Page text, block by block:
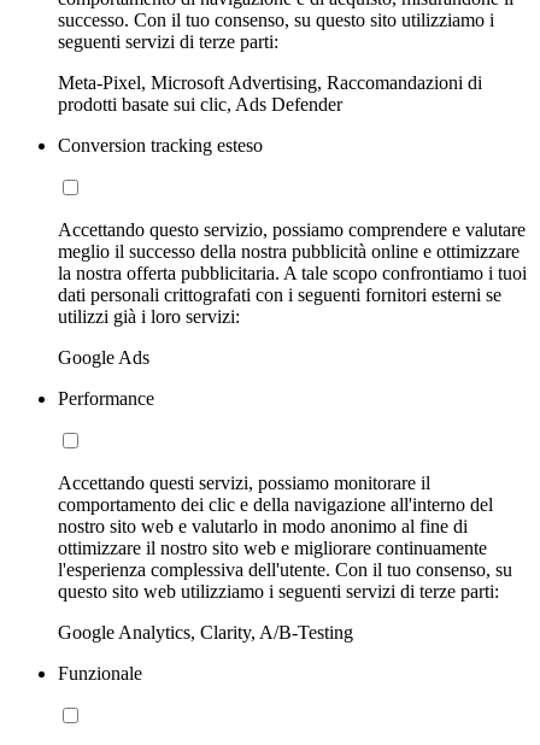
successo. Con il tuo consenso, su questo sito utilizziamo i
seguenti servizi di terze parti:
Meta-Pixel, Microsoft Advertising, Raccomandazioni di
prodotti basate sui clic, Ads Defender
Conversion tracking esteso
Accettando questo servizio, possiamo comprendere e valutare
meglio il successo della nostra pubblicità online e ottimizzare
la nostra offerta pubblicitaria. A tale scopo confrontiamo i tuoi
dati personali crittografati con i seguenti fornitori esterni se
utilizzi già i loro servizi:
Google Ads
Performance
Accettando questi servizi, possiamo monitorare il
comportamento dei clic e della navigazione all'interno del
nostro sito web e valutarlo in modo anonimo al fine di
ottimizzare il nostro sito web e migliorare continuamente
l'esperienza complessiva dell'utente. Con il tuo consenso, su
questo sito web utilizziamo i seguenti servizi di terze parti:
Google Analytics, Clarity, A/B-Testing
Funzionale